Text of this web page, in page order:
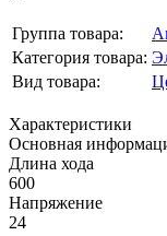
Группа товара:
Категория товара:
Вид товара:
Характеристики
Основная
Длина хода
600
Напряжение
24